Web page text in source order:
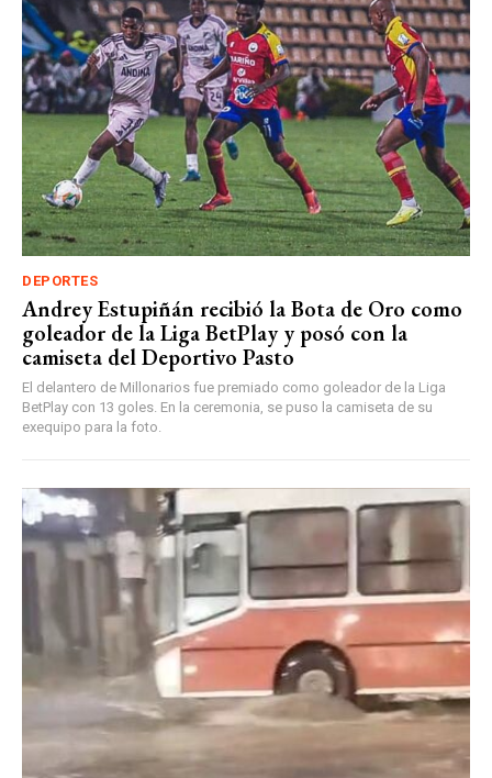
DEPORTES
Andrey Estupiñán recibió la Bota de Oro como
goleador de la Liga BetPlay y posó con la
camiseta del Deportivo Pasto
El delantero de Millonarios fue premiado como goleador de la Liga
BetPlay con 13 goles. En la ceremonia, se puso la camiseta de su
exequipo para la foto.